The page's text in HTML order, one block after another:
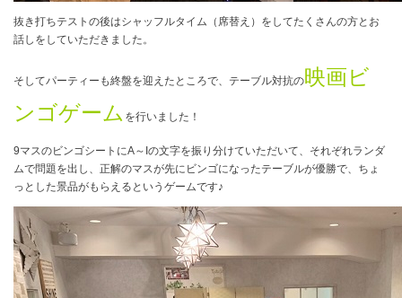
抜き打ちテストの後はシャッフルタイム（席替え）をしてたくさんの方とお
話しをしていただきました。
そしてパーティーも終盤を迎えたところで、テーブル対抗の映画ビ
ンゴゲーム を行いました！
9マスのビンゴシートにA～ の文字を振り分けていただいて、それぞれランダ
ムで問題を出し、正解のマスが先にビンゴになったテーブルが優勝で、ちょ
っとした景品がもらえるというゲームです♪